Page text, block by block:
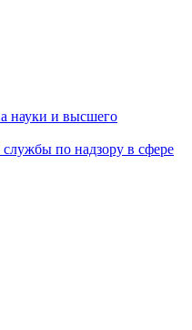
науки и высшего
по надзору в сфере